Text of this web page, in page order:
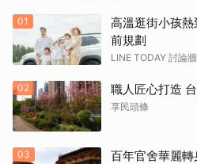
01
高溫逛街小孩
前規劃
LINE TODAY 討論牆
02 職人匠心打造
享民頭條
03
百年官舍華麗